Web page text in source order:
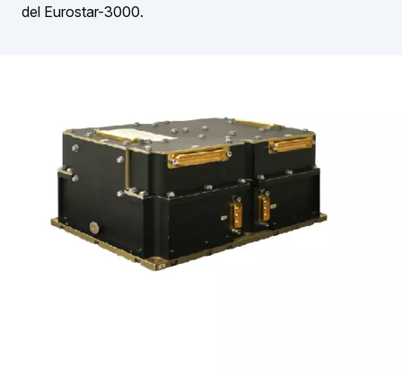
del Eurostar-3000.